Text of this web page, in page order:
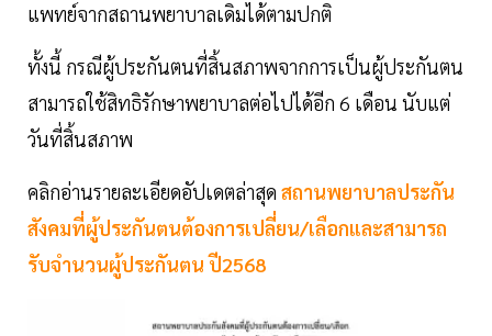
แพทย์จากสถานพยาบาลเดิมได้ตามปกติ
ทั้งนี้ กรณีผู้ประกันตนที่สิ้นสภาพจากการเป็นผู้ประกันตน
สามารถใช้สิทธิรักษาพยาบาลต่อไปได้อีก 6 เดือน นับแต่
วันที่สิ้นสภาพ
คลิกอ่านรายละเอียดอัปเดตล่าสุด สถานพยาบาลประกัน
สังคมที่ผู้ประกันตนต้องการเปลี่ยน/เลือกและสามารถ
รับจำนวนผู้ประกันตน ปี2568